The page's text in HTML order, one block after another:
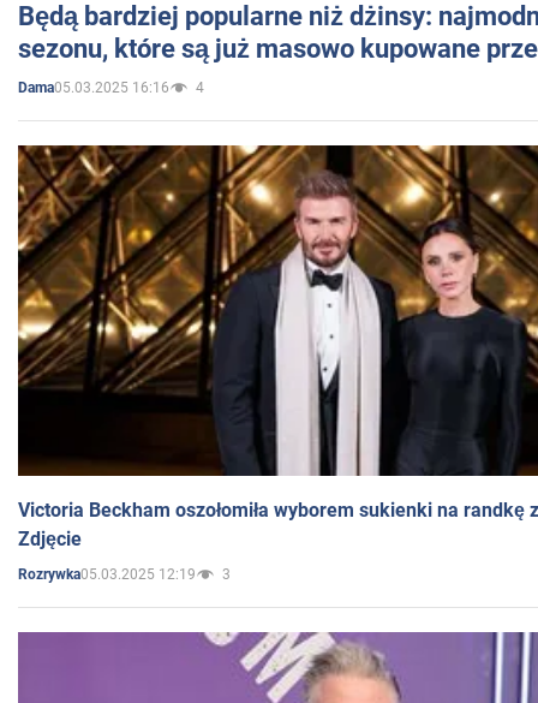
Będą bardziej popularne niż dżinsy:
sezonu, które są już masowo kupowane
Dama05.03.2025 16:16 4
Victoria Beckham oszołomiła wyborem sukienki na randkę
Zdjęcie
Rozrywka05.03.2025 12:19 3